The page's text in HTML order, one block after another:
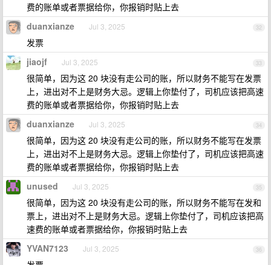
费的账单或者票据给你，你报销时贴上去
32
duanxianze Jul 3, 2025
发票
33
jiaojf Jul 3, 2025
很简单，因为这 20 块没有走公司的账，所以财务不能写在发票
上，进出对不上是财务大忌。逻辑上你垫付了，司机应该把高速
费的账单或者票据给你，你报销时贴上去
34
duanxianze Jul 3, 2025
很简单，因为这 20 块没有走公司的账，所以财务不能写在发票
上，进出对不上是财务大忌。逻辑上你垫付了，司机应该把高速
费的账单或者票据给你，你报销时贴上去
35
unused Jul 3, 2025
很简单，因为这 20 块没有走公司的账，所以财务不能写在发和
票上，进出对不上是财务大忌。逻辑上你垫付了，司机应该把高
速费的账单或者票据给你，你报销时贴上去
36
YVAN7123 Jul 3, 2025